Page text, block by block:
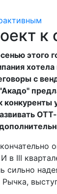
к
этого
с
III
сильно